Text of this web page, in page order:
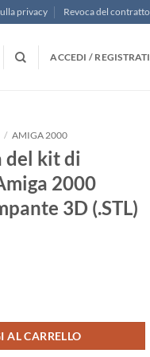
privacy Revoca del contratto
ACCEDI / REGISTRATI
/ AMIGA 2000
del kit di
2000
3D (.STL)
AL CARRELLO